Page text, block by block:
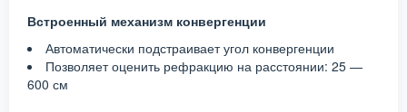
Встроенный механизм конвергенции
Автоматически подстраивает угол конвергенции
Позволяет оценить рефракцию на расстоянии: 25 —
600 см